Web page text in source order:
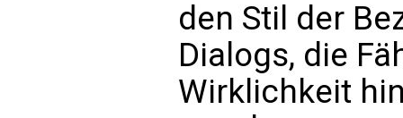
den Stil der
Dialogs, die
Wirklichkeit